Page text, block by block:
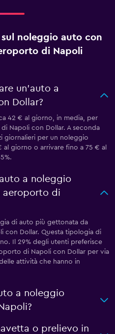
noleggio auto con
di Napoli
un'auto a
Dollar?
42 € al giorno, in media, per
Napoli con Dollar. A seconda
giornalieri per un noleggio
giorno o arrivare fino a 75 € al
a noleggio
aeroporto di
di auto più gettonata da
con Dollar. Questa tipologia di
Il 29% degli utenti preferisce
di Napoli con Dollar per via
attività che hanno in
a noleggio
o prelievo in